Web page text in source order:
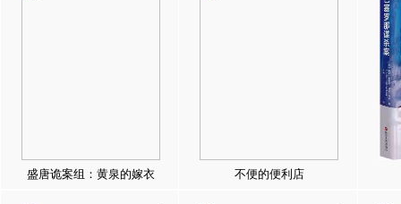
盛唐诡案组：黄泉的嫁衣 不便的便利店